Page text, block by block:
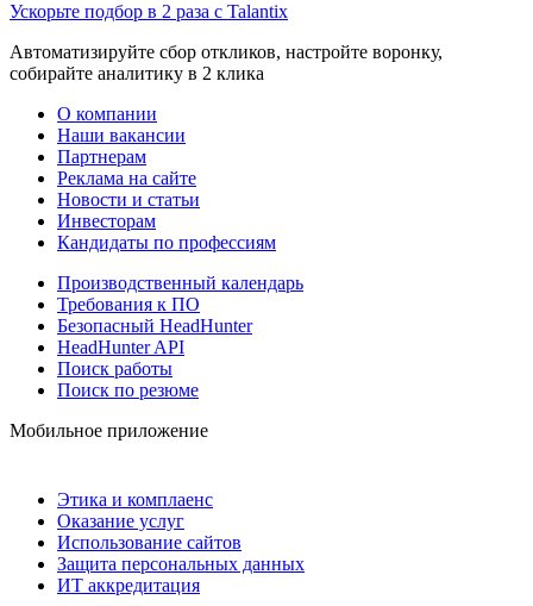
Ускорьте подбор в 2 раза с Talantix
Автоматизируйте сбор откликов, настройте воронку,
собирайте аналитику в 2 клика
О компании
Наши вакансии
Партнерам
Реклама на сайте
Новости и статьи
Инвесторам
Кандидаты по профессиям
Производственный календарь
Требования к ПО
Безопасный HeadHunter
HeadHunter API
Поиск работы
Поиск по резюме
Мобильное приложение
Этика и комплаенс
Оказание услуг
Использование сайтов
Защита персональных данных
ИТ аккредитация